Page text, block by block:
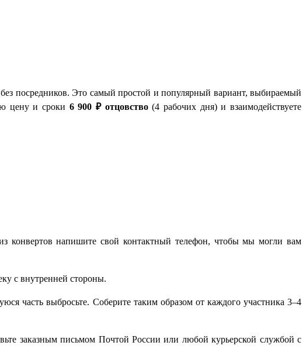
посредников. Это самый простой и популярный вариант, выбираемый
цену и сроки 6 900 ₽ отцовство(4 рабочих дня) и взаимодействуете
конвертов напишите свой контактный телефон, чтобы мы могли вам
с внутренней стороны.
часть выбросьте. Соберите таким образом от каждого участника 3–4
заказным письмом Почтой России или любой курьерской службой с